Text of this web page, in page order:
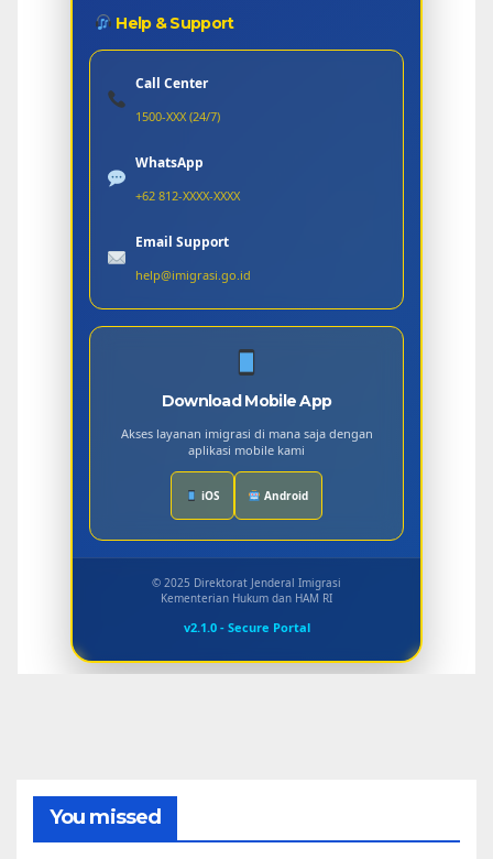
Help & Support
Call Center
1500-XXX (24/7)
WhatsApp
+62 812-XXXX-XXXX
Email Support
help@imigrasi.go.id
Download Mobile App
Akses layanan imigrasi di mana saja dengan
aplikasi mobile kami
iOS Android
© 2025 Direktorat Jenderal Imigrasi
Kementerian Hukum dan HAM RI
v2.1.0 - Secure Portal
You missed